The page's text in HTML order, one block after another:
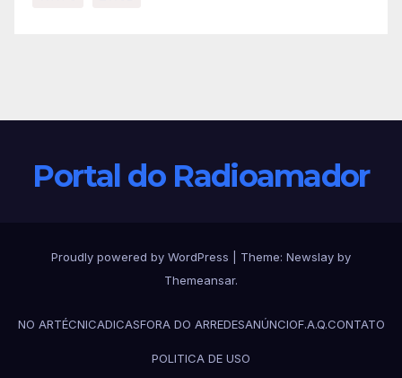
Portal do Radioamador
Proudly powered by WordPress Theme: Newslay by
Themeansar.
NO ARTÉCNICADICASFORA DO ARREDESANÚNCIOF.A.Q.CONTATO
POLITICA DE USO